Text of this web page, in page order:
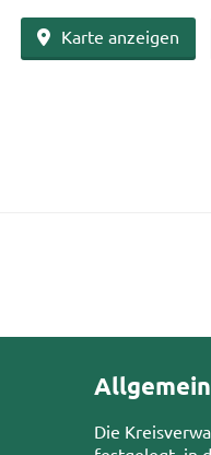
Karte an­zei­gen
Die